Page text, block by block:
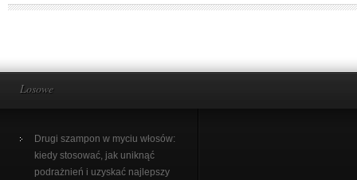
Losowe
Drugi szampon w myciu włosów:
kiedy stosować, jak uniknąć
podrażnień i uzyskać najlepszy